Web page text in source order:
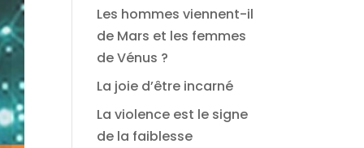
Les hommes viennent-il
de Mars et les femmes
de Vénus ?
La joie d’être incarné
La violence est le signe
de la faiblesse